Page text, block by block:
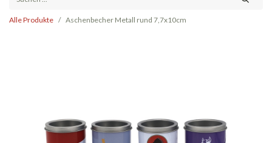
Alle Produkte Aschenbecher Metall rund 7,7x10cm